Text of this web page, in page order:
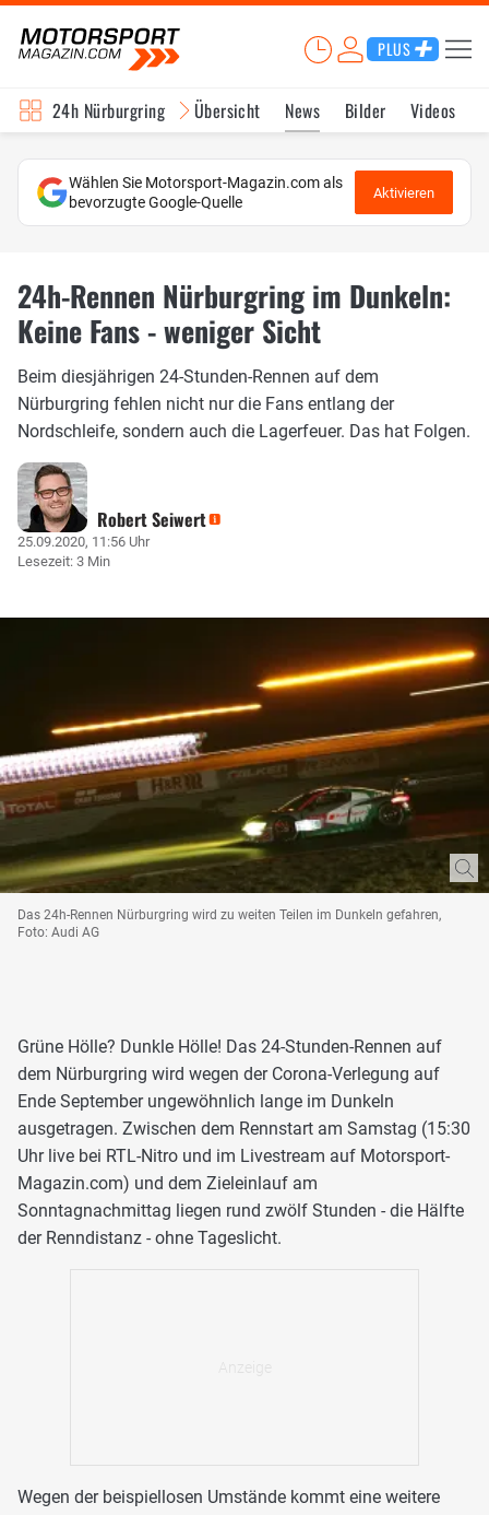
PLUS
24h Nürburgring Übersicht News Bilder Videos
Wählen Sie Motorsport-Magazin.com als
bevorzugte Google-Quelle
Aktivieren
24h-Rennen Nürburgring im Dunkeln:
Keine Fans - weniger Sicht
Beim diesjährigen 24-Stunden-Rennen auf dem
Nürburgring fehlen nicht nur die Fans entlang der
Nordschleife, sondern auch die Lagerfeuer. Das hat Folgen.
Robert Seiwert
25.09.2020, 11:56 Uhr
Lesezeit: 3 Min
Das 24h-Rennen Nürburgring wird zu weiten Teilen im Dunkeln gefahren,
Foto: Audi AG
Grüne Hölle? Dunkle Hölle! Das 24-Stunden-Rennen auf
dem Nürburgring wird wegen der Corona-Verlegung auf
Ende September ungewöhnlich lange im Dunkeln
ausgetragen. Zwischen dem Rennstart am Samstag (15:30
Uhr live bei RTL-Nitro und im Livestream auf Motorsport-
Magazin.com) und dem Zieleinlauf am
Sonntagnachmittag liegen rund zwölf Stunden - die Hälfte
der Renndistanz - ohne Tageslicht.
Wegen der beispiellosen Umstände kommt eine weitere